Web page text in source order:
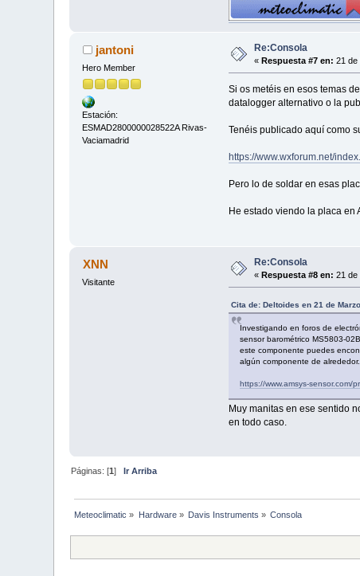
jantoni
Hero Member
Estación:
ESMAD2800000028522A Rivas-
Vaciamadrid
Re:Consola
«Respuesta #7 en: 21 de
Si os metéis en esos temas
datalogger alternativo o la
Tenéis publicado aquí como
https://www.wxforum.net/
Pero lo de soldar en esas
He estado viendo la placa
XNN
Visitante
Re:Consola
«Respuesta #8 en: 21 de
Cita de: Deltoides en 21 de
Investigando en foros de
sensor barométrico MS5803-
este componente puedes
algún componente de alrededor.
https://www.amsys-sensor.com/
Muy manitas en ese sentido
en todo caso.
Páginas: [1]Ir Arriba
Meteoclimatic » Hardware» Davis Instruments » Consola